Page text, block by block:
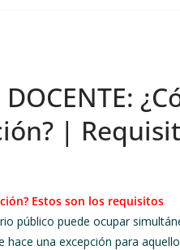
DOCENTE:
|
Estos son los requisitos
público puede ocupar
hace una excepción para